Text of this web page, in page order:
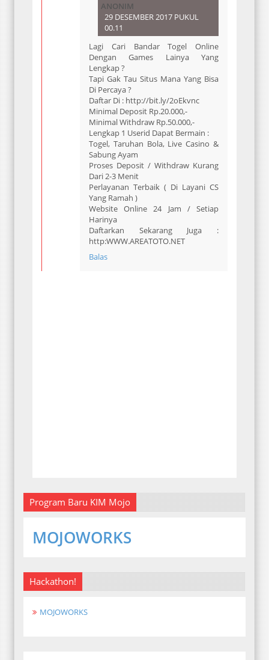
ANONIM
29 DESEMBER 2017 PUKUL
00.11
Lagi Cari Bandar Togel Online
Dengan Games Lainya Yang
Lengkap ?
Tapi Gak Tau Situs Mana Yang Bisa
Di Percaya ?
Daftar Di : http://bit.ly/2oEkvnc
Minimal Deposit Rp.20.000,-
Minimal Withdraw Rp.50.000,-
Lengkap 1 Userid Dapat Bermain :
Togel, Taruhan Bola, Live Casino &
Sabung Ayam
Proses Deposit / Withdraw Kurang
Dari 2-3 Menit
Perlayanan Terbaik ( Di Layani CS
Yang Ramah )
Website Online 24 Jam / Setiap
Harinya
Daftarkan Sekarang Juga :
http:WWW.AREATOTO.NET
Balas
Program Baru KIM Mojo
MOJOWORKS
Hackathon!
MOJOWORKS